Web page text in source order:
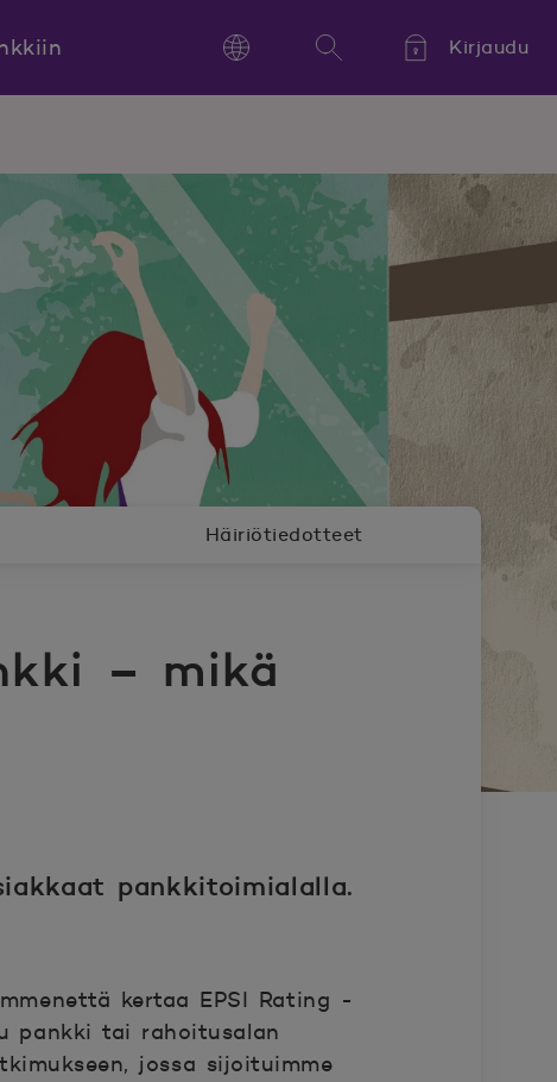
Kieli,
Language
Language Hae
Kirjaudu
– mikä
Häiriötiedotteet
pankkitoimialalla.
kertaa EPSI Rating -
pankki tai rahoitusalan
jossa sijoituimme